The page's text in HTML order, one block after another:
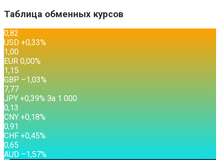
Таблица обменных курсов
0,82
USD +0,33%
1,00
EUR 0,00%
1,15
GBP –1,03%
7,77
JPY +0,39% За 1 000
0,13
CNY +0,18%
0,91
CHF +0,45%
0,65
AUD –1,57%